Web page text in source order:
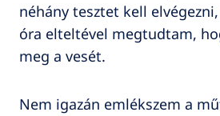
néhány tesztet kell
óra elteltével megtudtam,
meg a vesét.
Nem igazán emlékszem a